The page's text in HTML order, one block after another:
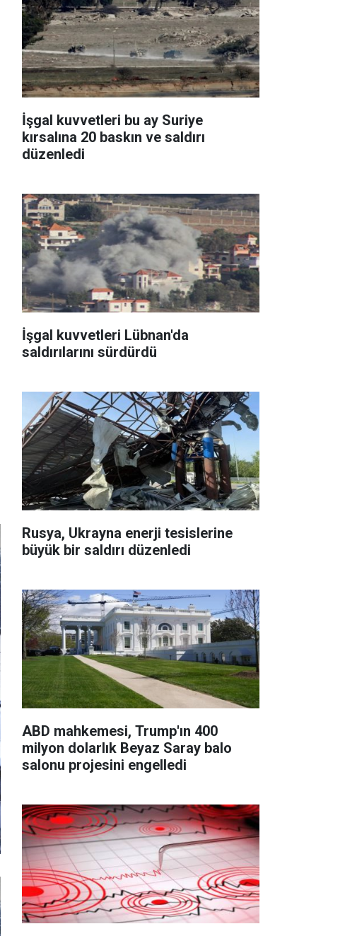
İşgal kuvvetleri bu ay Suriye
kırsalına 20 baskın ve saldırı
düzenledi
İşgal kuvvetleri Lübnan'da
saldırılarını sürdürdü
Rusya, Ukrayna enerji tesislerine
büyük bir saldırı düzenledi
ABD mahkemesi, Trump'ın 400
milyon dolarlık Beyaz Saray balo
salonu projesini engelledi